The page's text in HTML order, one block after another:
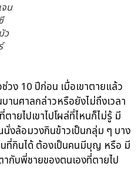
เจน
ซี
ว
ง 10 ปีก่อน เมื่อเขาตายแล้ว
านศาลกล่าวหรือยังไม่ถึงเวลา
ายไปเขาไปโผล่ที่ไหนก็ไม่รู้ มี
งล้อมวงกินข้าวเป็นกลุ่ม ๆ บาง
นที่กินได้ ต้องเป็นคนมีบุญ หรือ มี
กับพี่ชายของตนเองที่ตายไป